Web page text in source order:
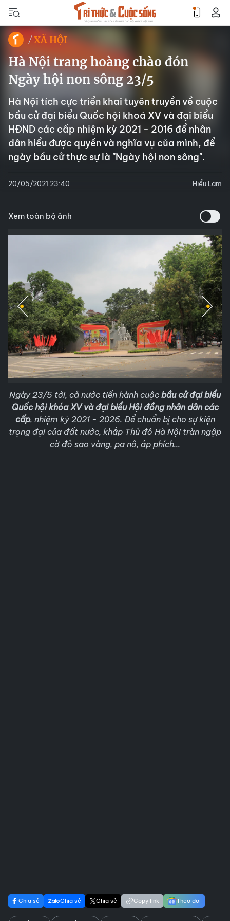
XÃ HỘI
Hà Nội trang hoàng chào đón
Ngày hội non sông 23/5
Hà Nội tích cực triển khai tuyên truyền về cuộc
bầu cử đại biểu Quốc hội khoá XV và đại biểu
HĐND các cấp nhiệm kỳ 2021 - 2016 để nhân
dân hiểu được quyền và nghĩa vụ của mình, để
ngày bầu cử thực sự là "Ngày hội non sông".
20/05/2021 23:40 Hiểu Lam
Xem toàn bộ ảnh
Ngày 23/5 tới, cả nước tiến hành cuộc bầu cử đại biểu
Quốc hội khóa XV và đại biểu Hội đồng nhân dân các
cấp, nhiệm kỳ 2021 - 2026. Để chuẩn bị cho sự kiện
trọng đại của đất nước, khắp Thủ đô Hà Nội tràn ngập
cờ đỏ sao vàng, pa nô, áp phích...
Chia sẻ Chia sẻ Chia sẻ Copy link Theo dõi